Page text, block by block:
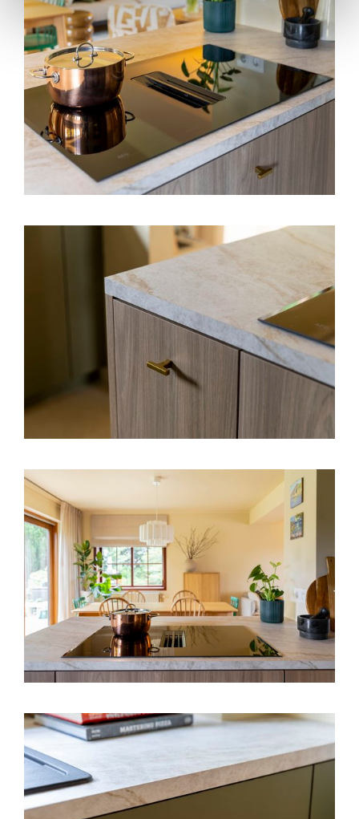
bon fonctionnement du site, offrent des analyses pour
améliorer votre expérience et ils nous aident à vous
fournir une expérience personnalisée, comme indiqué
dans la
politique de cookies.
We work with 35 third parties
who may receive and
process your information.